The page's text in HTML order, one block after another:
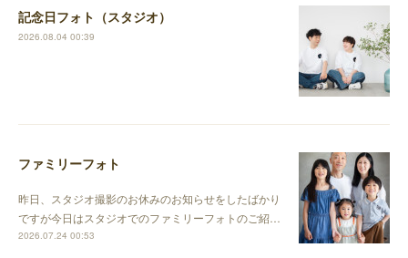
記念日フォト（スタジオ）
2026.08.04 00:39
ファミリーフォト
昨日、スタジオ撮影のお休みのお知らせをしたばかり
ですが今日はスタジオでのファミリーフォトのご紹…
2026.07.24 00:53